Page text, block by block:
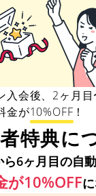
入会後、2ヶ月目
が10%OFF！
特典に
6ヶ月目の自
が10%OFF